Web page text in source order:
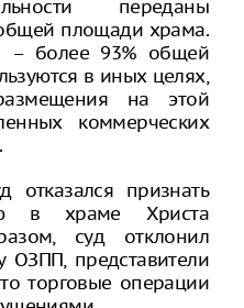
переданы
площади храма.
– более 93% общей
в иных целях,
на этой
коммерческих
отказался признать
в храме Христа
суд отклонил
ОЗПП, представители
торговые операции